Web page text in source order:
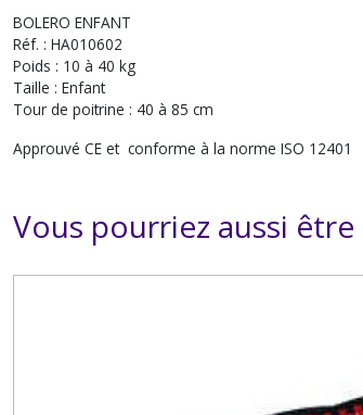
BOLERO ENFANT
Réf. : HA010602
Poids : 10 à 40 kg
Taille : Enfant
Tour de poitrine : 40 à 85 cm
Approuvé CE et conforme à la norme ISO 12401
Vous pourriez aussi